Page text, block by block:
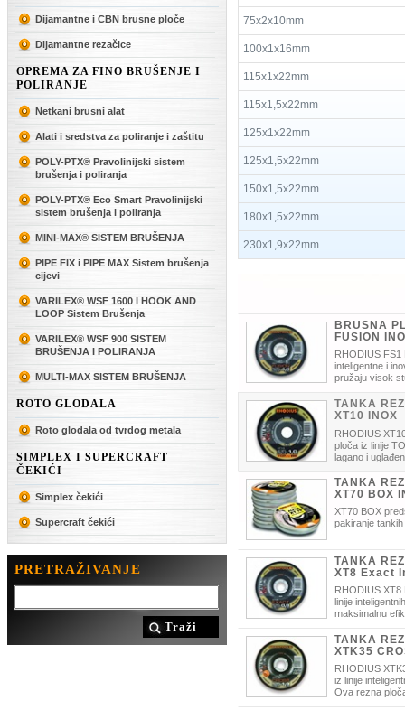
Dijamantne i CBN brusne ploče
Dijamantne rezačice
OPREMA ZA FINO BRUŠENJE I
POLIRANJE
Netkani brusni alat
Alati i sredstva za poliranje i zaštitu
POLY-PTX® Pravolinijski sistem
brušenja i poliranja
POLY-PTX® Eco Smart Pravolinijski
sistem brušenja i poliranja
MINI-MAX® SISTEM BRUŠENJA
PIPE FIX i PIPE MAX Sistem brušenja
cijevi
VARILEX® WSF 1600 I HOOK AND
LOOP Sistem Brušenja
VARILEX® WSF 900 SISTEM
BRUŠENJA I POLIRANJA
MULTI-MAX SISTEM BRUŠENJA
ROTO GLODALA
Roto glodala od tvrdog metala
SIMPLEX I SUPERCRAFT
ČEKIĆI
Simplex čekići
Supercraft čekići
PRETRAŽIVANJE
Traži
75x2x10mm
100x1x16mm
115x1x22mm
115x1,5x22mm
125x1x22mm
125x1,5x22mm
150x1,5x22mm
180x1,5x22mm
230x1,9x22mm
BRUSNA
FUSION
RHODIUS FS1
inteligentne i
pružaju visok
dugoročnost brusnog diska sa
ploče. Služi za brušenje teško
TANKA
XT10 INOX
RHODIUS
ploča iz linije
lagano i
TANKA
XT70 BOX
XT70 BOX
pakiranje
TANKA
XT8 Exact
RHODIUS XT8
linije
maksimalnu
rezna ploča koja je razvijena do
ravnim brusilicama.
TANKA
XTK35
RHODIUS
iz linije
Ova rezna